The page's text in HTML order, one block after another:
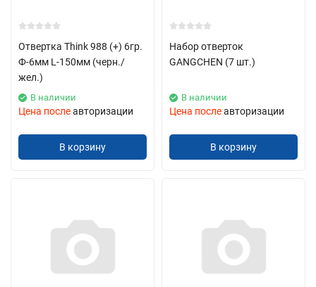
Отвертка Think 988 (+) 6гр.
Ф-6мм L-150мм (черн./
жел.)
В наличии
Цена послеавторизации
В корзину
Набор отверток
GANGCHEN (7 шт.)
В наличии
Цена послеавторизации
В корзину